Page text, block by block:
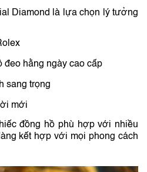
Diamond là lựa chọn lý tưởng
đeo hằng ngày cao cấp
sang trọng
mới
đồng hồ phù hợp với nhiều
kết hợp với mọi phong cách